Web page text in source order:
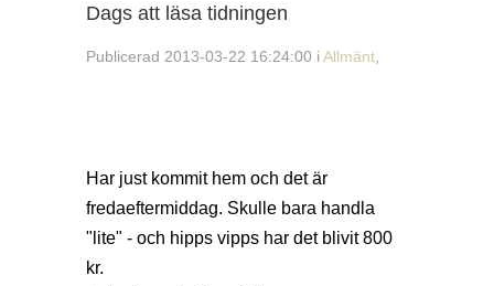
Dags att läsa tidningen
Publicerad 2013-03-22 16:24:00 i Allmänt
Har just kommit hem och det är
fredaeftermiddag. Skulle bara handla
"lite" - och hipps vipps har det blivit 800
kr.